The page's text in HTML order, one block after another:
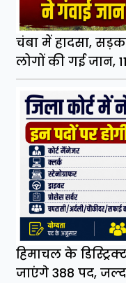
चंबा में हादसा,
लोगों की गई जान,
हिमाचल के
जाएंगे 388 पद,